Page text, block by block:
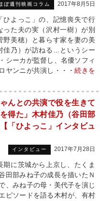
ぼ週刊映画コラム 2017年8月5日
よっこ」の、記憶喪失で行
った夫の実（沢村一樹）が別
野美穂）と暮らす家を妻の美
佳乃）が訪ねる…というシー
シーカが監督し、名優ソフィ
ヤンニが共演し・・・続きを
ゃんとの共演で役を生きて
得た」木村佳乃（谷田部
「ひよっこ」インタビュ
インタビュー 2017年7月28日
に茨城から上京し、たくま
田部みね子の成長を描いたＮ
、みね子の母・美代子を演じ
ピソードを語る木村が、有村